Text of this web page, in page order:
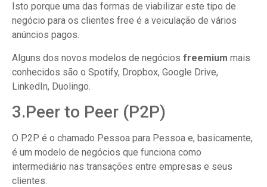
Isto porque uma das formas de viabilizar este tipo de
negócio para os clientes free é a veiculação de vários
anúncios pagos.
Alguns dos novos modelos de negócios freemium mais
conhecidos são o Spotify, Dropbox, Google Drive,
LinkedIn, Duolingo.
3.Peer to Peer (P2P)
O P2P é o chamado Pessoa para Pessoa e, basicamente,
é um modelo de negócios que funciona como
intermediário nas transações entre empresas e seus
clientes.